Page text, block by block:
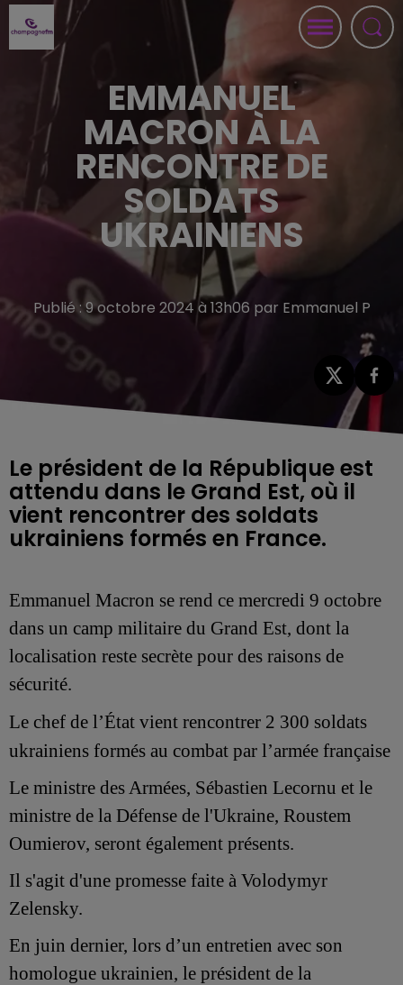
EMMANUEL
MACRON À LA
RENCONTRE DE
SOLDATS
UKRAINIENS
Publié : 9 octobre 2024 à 13h06 par Emmanuel P
Le président de la République est
attendu dans le Grand Est, où il
vient rencontrer des soldats
ukrainiens formés en France.
Emmanuel Macron se rend ce mercredi 9 octobre
dans un camp militaire du Grand Est, dont la
localisation reste secrète pour des raisons de
sécurité.
Le chef de l’État vient rencontrer 2 300 soldats
ukrainiens formés au combat par l’armée française
Le ministre des Armées, Sébastien Lecornu et le
ministre de la Défense de l'Ukraine, Roustem
Oumierov, seront également présents.
Il s'agit d'une promesse faite à Volodymyr
Zelensky.
En juin dernier, lors d’un entretien avec son
homologue ukrainien, le président de la